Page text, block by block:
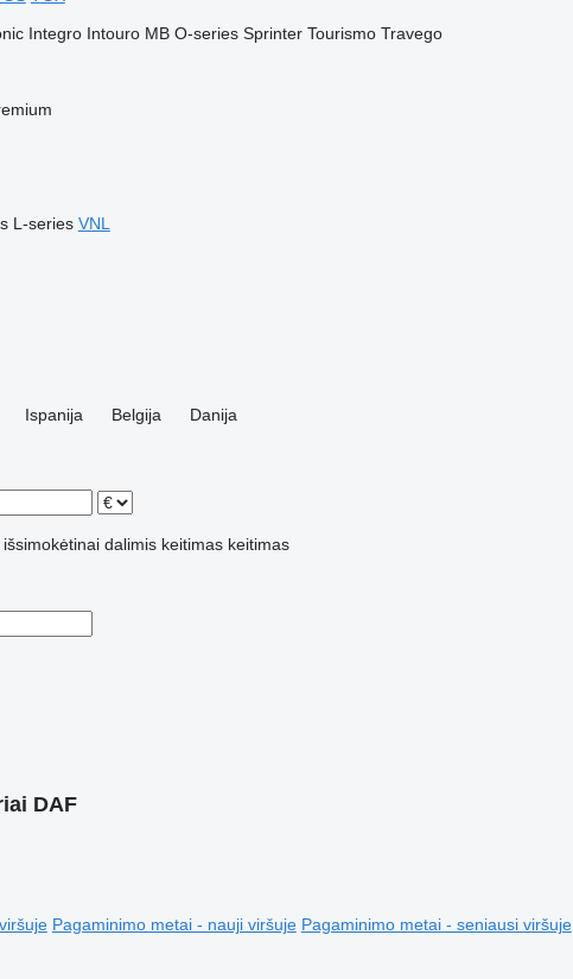
Integro Intouro MB O-series Sprinter Tourismo Travego
L-series VNL
Ispanija Belgija
Danija
išsimokėtinai dalimis keitimas keitimas
DAF
Pagaminimo metai - nauji viršuje Pagaminimo metai - seniausi viršuje